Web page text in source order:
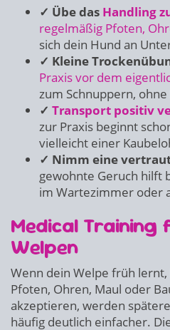
✓ Übe das Handling
regelmäßig Pfoten,
sich dein Hund an
✓ Kleine
Praxis vor dem
zum Schnuppern,
✓ Transport positiv
zur Praxis beginnt
vielleicht einer
✓ Nimm eine
gewohnte Geruch hilft
im Wartezimmer oder
Medical Training
Welpen
Wenn dein Welpe früh
Pfoten, Ohren, Maul oder
akzeptieren, werden
häufig deutlich einfacher.